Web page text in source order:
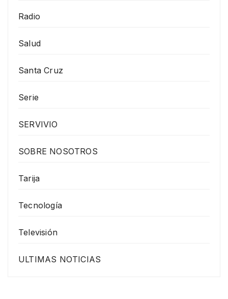
Radio
Salud
Santa Cruz
Serie
SERVIVIO
SOBRE NOSOTROS
Tarija
Tecnología
Televisión
ULTIMAS NOTICIAS